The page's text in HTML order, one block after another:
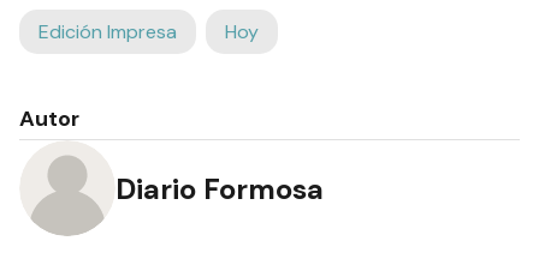
Edición Impresa Hoy
Autor
Diario Formosa